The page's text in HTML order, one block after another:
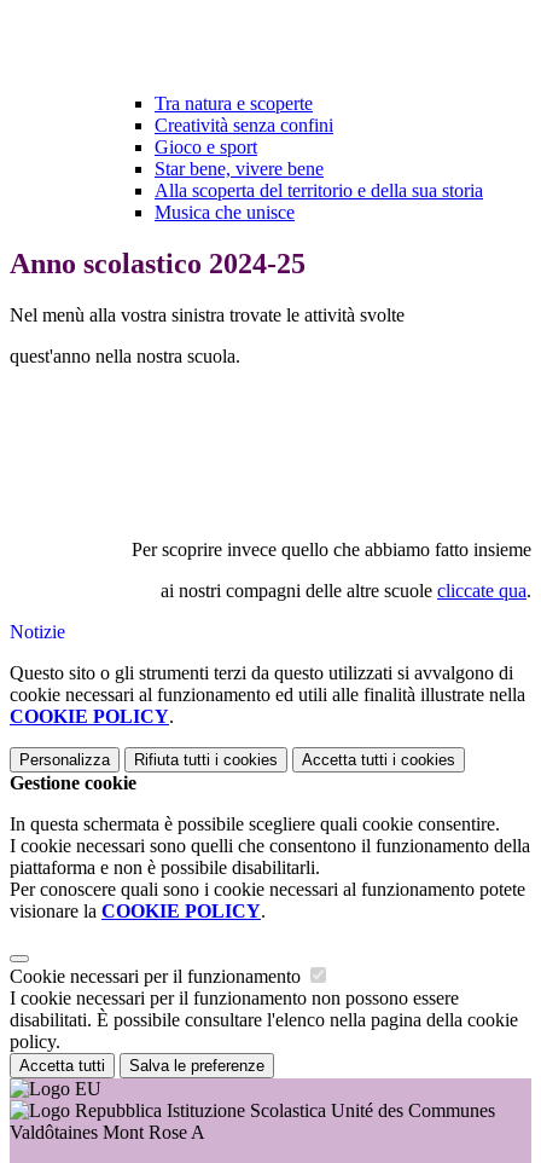
Tra natura e scoperte
Creatività senza confini
Gioco e sport
Star bene, vivere bene
Alla scoperta del territorio e della sua storia
Musica che unisce
Anno scolastico 2024-25
Nel menù alla vostra sinistra trovate le attività svolte
quest'anno nella nostra scuola.
Per scoprire invece quello che abbiamo fatto insieme
ai nostri compagni delle altre scuole cliccate qua.
Notizie
Questo sito o gli strumenti terzi da questo utilizzati si avvalgono di
cookie necessari al funzionamento ed utili alle finalità illustrate nella
COOKIE POLICY.
Personalizza Rifiuta tutti i cookies Accetta tutti i cookies
Gestione cookie
In questa schermata è possibile scegliere quali cookie consentire.
I cookie necessari sono quelli che consentono il funzionamento della
piattaforma e non è possibile disabilitarli.
Per conoscere quali sono i cookie necessari al funzionamento potete
visionare la COOKIE POLICY.
Cookie necessari per il funzionamento
I cookie necessari per il funzionamento non possono essere
disabilitati. È possibile consultare l'elenco nella pagina della cookie
policy.
Accetta tutti Salva le preferenze
Istituzione Scolastica Unité des Communes
Valdôtaines Mont Rose A